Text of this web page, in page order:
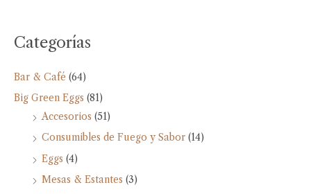
Categorías
Bar & Café (64)
Big Green Eggs (81)
Accesorios (51)
Consumibles de Fuego y Sabor (14)
Eggs (4)
Mesas & Estantes (3)